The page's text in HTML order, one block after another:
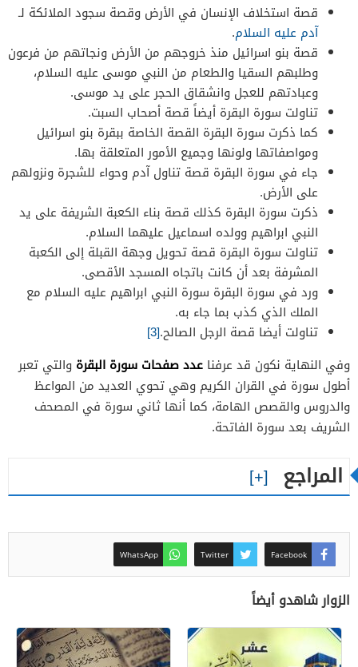
قصة استخلاف الإنسان في الأرض وقصة سجود الملائكة لـ
آدم عليه السلام.
قصة بنو اسرائيل منذ خروجهم من الأرض ونجاتهم من فرعون
وطلبهم السقيا والطعام من النبي موسى عليه السلام،
وعبادتهم للعجل وانشقاق الحجر على يد موسى.
تناولت سورة البقرة أيضاً قصة أصحاب السبت.
كما ذكرت سورة البقرة القصة الخاصة ببقرة بنو اسرائيل
ومواصفاتها ولونها وجميع الأمور المتعلقة بها.
جاء في سورة البقرة قصة تناول آدم وحواء للشجرة ونزولهم
على الأرض.
ذكرت سورة البقرة كذلك قصة بناء الكعبة الشريفة على يد
النبي ابراهيم وولده اسماعيل عليهما السلام.
تناولت سورة البقرة قصة تحويل وجهة القبلة إلى الكعبة
المشرفة بعد أن كانت باتجاه المسجد الأقصى.
ورد في سورة البقرة سورة النبي ابراهيم عليه السلام مع
الملك الذي كذب بما جاء به.
تناولت أيضا قصة الرجل الصالح.[3]
وفي النهاية نكون قد عرفنا عدد صفحات سورة البقرة والتي تعبر
أطول سورة في القران الكريم وهي تحوي العديد من المواعظ
والدروس والقصص الهامة، كما أنها ثاني سورة في المصحف
الشريف بعد سورة الفاتحة.
المراجع
Facebook
Twitter
WhatsApp
الزوار شاهدو أيضاً